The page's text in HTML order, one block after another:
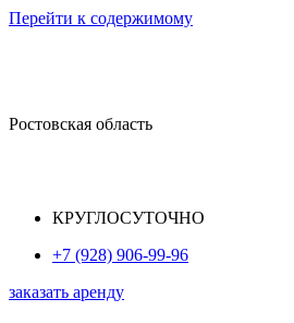
Перейти к содержимому
Ростовская область
КРУГЛОСУТОЧНО
+7 (928) 906-99-96
заказать аренду